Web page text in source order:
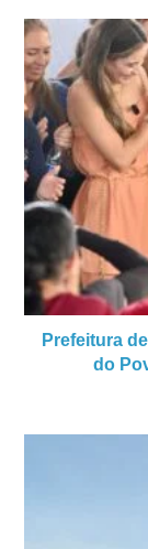
Prefeitura
do